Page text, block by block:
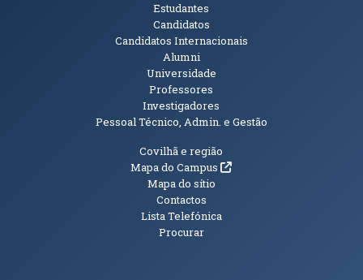
Estudantes
Candidatos
Candidatos Internacionais
Alumni
Universidade
Professores
Investigadores
Pessoal Técnico, Admin. e Gestão
Informações Adicionais
Covilhã e região
Mapa do Campus(abre em nova janela)
Mapa do sítio
Contactos
Lista Telefónica
Procurar